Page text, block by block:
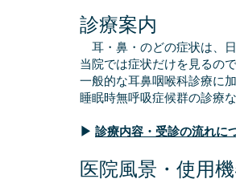
診療案内
耳・鼻・のどの症状は、
当院では症状だけを見るの
一般的な耳鼻咽喉科診療に
睡眠時無呼吸症候群の診療
▶ 診療内容・受診の流れ
医院風景・使用